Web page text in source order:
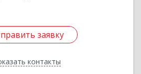
заявку
контакты
заявку
Назад